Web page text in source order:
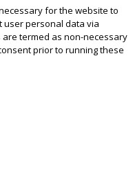
for the website to
user personal data via
termed as non-necessary
prior to running these